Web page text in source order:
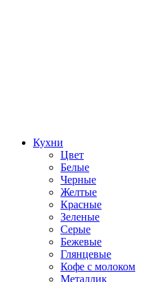
Кухни
Цвет
Белые
Черные
Желтые
Красные
Зеленые
Серые
Бежевые
Глянцевые
Кофе с молоком
Металлик